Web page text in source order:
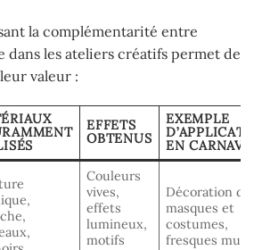
la complémentarité entre
les ateliers créatifs permet de
valeur :
EFFETS
OBTENUS
EXEMPLE
EN
Couleurs
vives,
effets
lumineux,
motifs
Décoration de
masques et
costumes,
fresques